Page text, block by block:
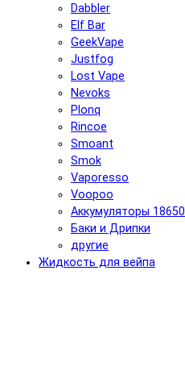
Dabbler
Elf Bar
GeekVape
Justfog
Lost Vape
Nevoks
Plonq
Rincoe
Smoant
Smok
Vaporesso
Voopoo
Аккумуляторы 18650
Баки и Дрипки
другие
Жидкость для вейпа